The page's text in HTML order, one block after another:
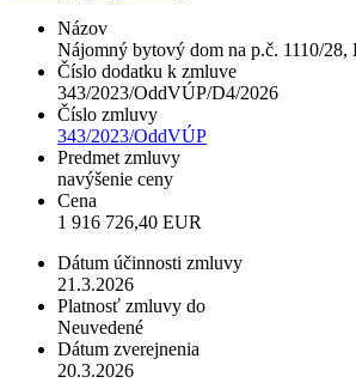
Názov
Nájomný bytový dom na p.č. 1110/28,
Číslo dodatku k zmluve
343/2023/OddVÚP/D4/2026
Číslo zmluvy
343/2023/OddVÚP
Predmet zmluvy
navýšenie ceny
Cena
1 916 726,40 EUR
Dátum účinnosti zmluvy
21.3.2026
Platnosť zmluvy do
Neuvedené
Dátum zverejnenia
20.3.2026